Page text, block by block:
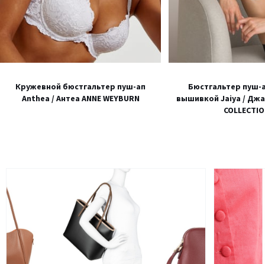
Кружевной бюстгальтер пуш-ап
Anthea / Антеа ANNE WEYBURN
Бюстгальтер пуш-
вышивкой Jaiya /